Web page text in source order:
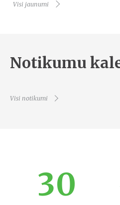
Visi jaunumi
Notikumu
Visi notikumi
30